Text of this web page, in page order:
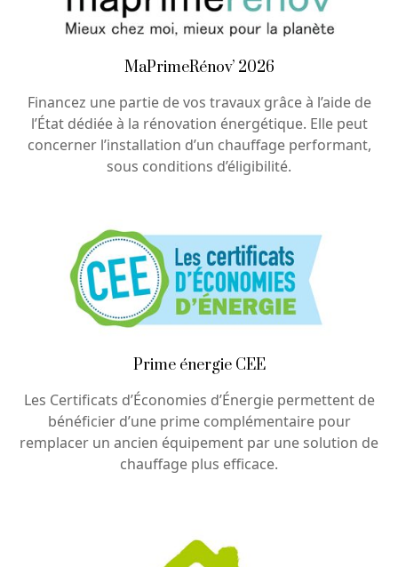
MaPrimeRénov’ 2026
Financez une partie de vos travaux grâce à l’aide de
l’État dédiée à la rénovation énergétique. Elle peut
concerner l’installation d’un chauffage performant,
sous conditions d’éligibilité.
Prime énergie CEE
Les Certificats d’Économies d’Énergie permettent de
bénéficier d’une prime complémentaire pour
remplacer un ancien équipement par une solution de
chauffage plus efficace.